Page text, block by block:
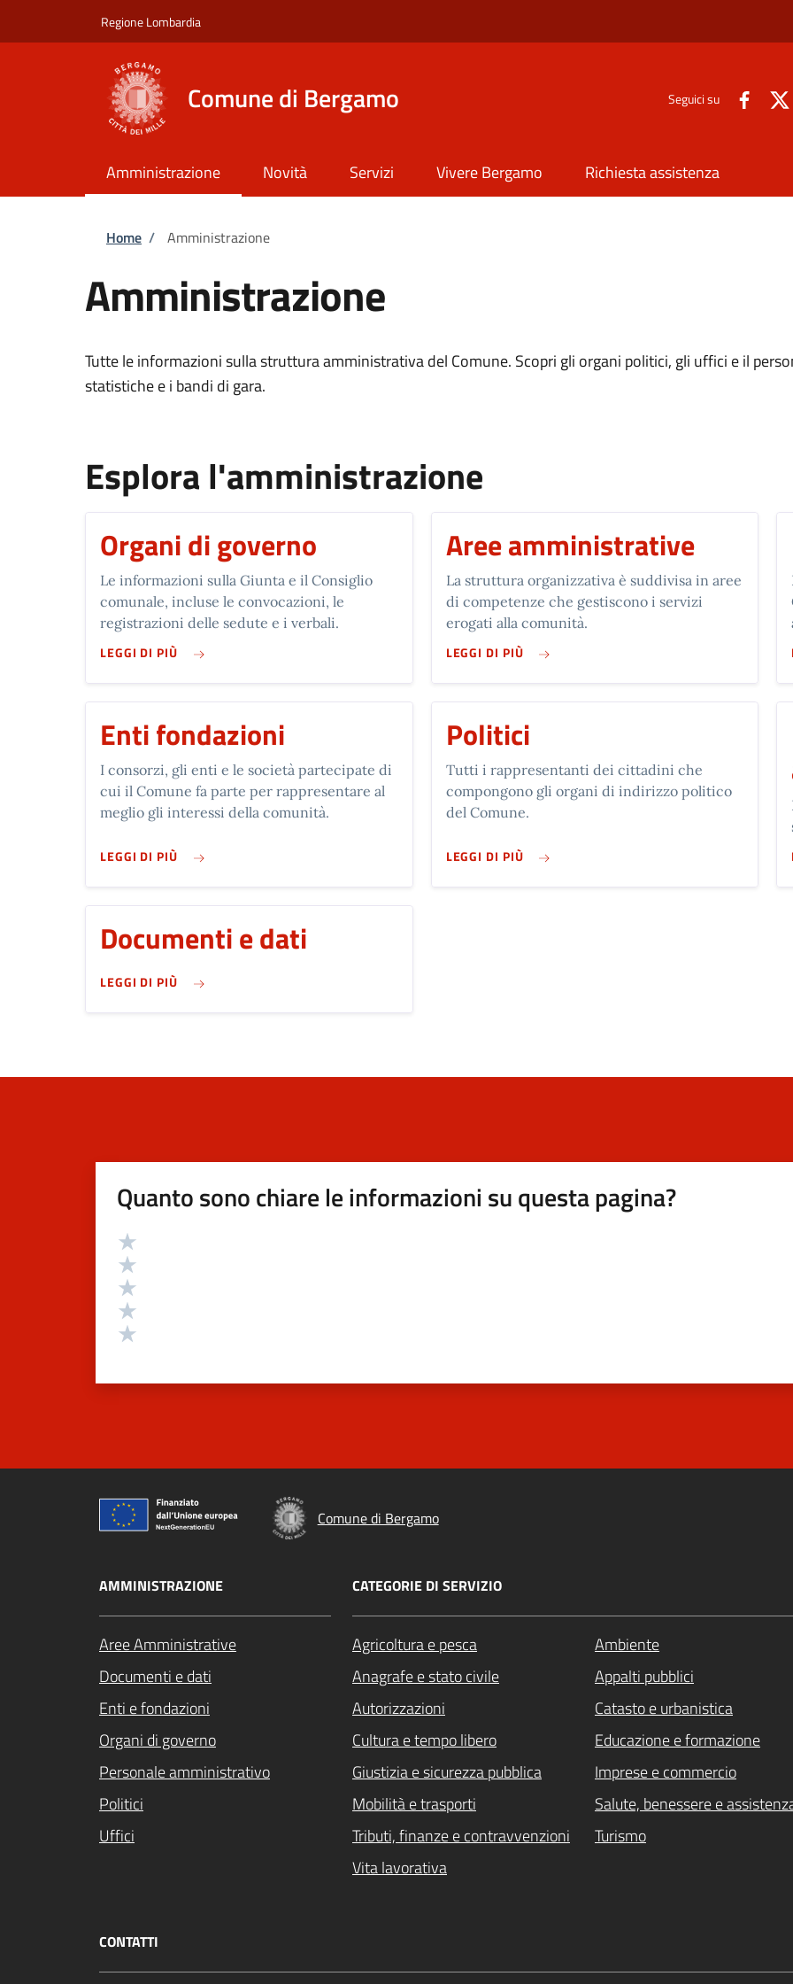
Regione Lombardia
Comune di Bergamo Seguici su
Amministrazione Novità Servizi Vivere Bergamo Richiesta assistenza
Briciole di pane
Home / Amministrazione
Amministrazione
Tutte le informazioni sulla struttura amministrativa del Comune. Scopri gli organi politici, gli uffici e il
statistiche e i bandi di gara.
Esplora l'amministrazione
Organi di governo
Le informazioni sulla Giunta e il Consiglio
comunale, incluse le convocazioni, le
registrazioni delle sedute e i verbali.
LEGGI DI PIÙSU ORGANI DI GOVERNO
Aree amministrative
La struttura organizzativa è suddivisa in aree
di competenze che gestiscono i servizi
erogati alla comunità.
LEGGI DI PIÙSU AREE AMMINISTRATIVE
Enti fondazioni
I consorzi, gli enti e le società partecipate di
cui il Comune fa parte per rappresentare al
meglio gli interessi della comunità.
LEGGI DI PIÙSU ENTI FONDAZIONI
Politici
Tutti i rappresentanti dei cittadini che
compongono gli organi di indirizzo politico
del Comune.
LEGGI DI PIÙSU POLITICI
Documenti e dati
LEGGI DI PIÙSU DOCUMENTI E DATI
Quanto sono chiare le informazioni su questa pagina?
Valutazione
Comune di Bergamo
AMMINISTRAZIONE
Aree Amministrative
Documenti e dati
Enti e fondazioni
Organi di governo
Personale amministrativo
Politici
Uffici
CATEGORIE DI SERVIZIO
Agricoltura e pesca
Ambiente
Anagrafe e stato civile
Appalti pubblici
Autorizzazioni
Catasto e urbanistica
Cultura e tempo libero
Educazione e formazione
Giustizia e sicurezza pubblica
Imprese e commercio
Mobilità e trasporti
Salute, benessere e
Tributi, finanze e contravvenzioni
Turismo
Vita lavorativa
CONTATTI